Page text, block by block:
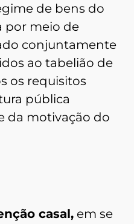
de bens do
por meio de
conjuntamente
ao tabelião de
os requisitos
pública
da motivação do
casal, em se